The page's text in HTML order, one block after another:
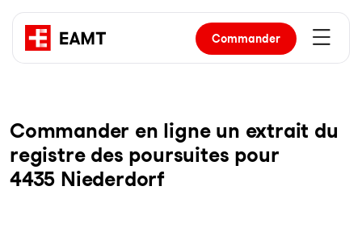
Commander
Com­man­der en li­gne un ex­trait du
re­gist­re des pour­sui­tes pour
4435 Niederdorf